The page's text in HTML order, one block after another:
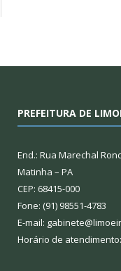
PREFEITURA DE
End.: Rua Marechal
Matinha – PA
CEP: 68415-000
Fone: (91) 98551-4783
E-mail:
Horário de atendimento: